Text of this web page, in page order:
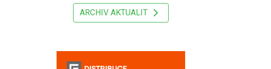
ARCHIV AKTUALIT